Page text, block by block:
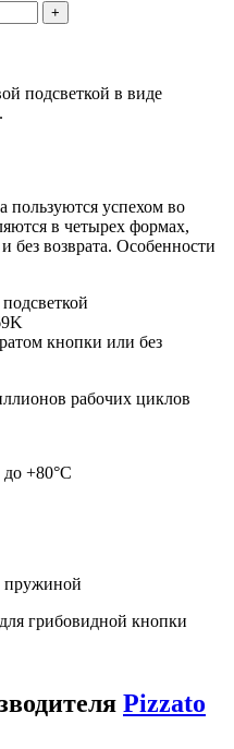
+
подсветкой в виде
пользуются успехом во
в четырех формах,
возврата. Особенности
кнопки или без
рабочих циклов
до +80°C
пружиной
грибовидной кнопки
Pizzato